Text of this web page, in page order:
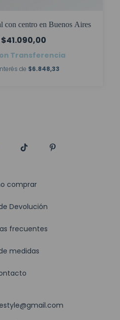
con centro en Buenos Aires
$41.090,00
Transferencia
de $6.848,33
comprar
Devolución
frecuentes
medidas